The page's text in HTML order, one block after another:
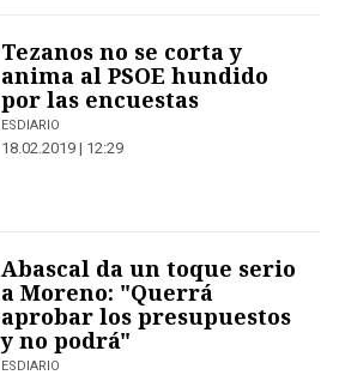
Tezanos no se corta y
anima al PSOE hundido
por las encuestas
ESDIARIO
18.02.2019 | 12:29
Abascal da un toque serio
a Moreno: "Querrá
aprobar los presupuestos
y no podrá"
ESDIARIO